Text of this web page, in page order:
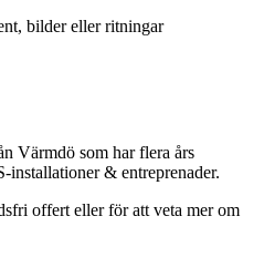
bilder eller ritningar
Värmdö som har flera års
& entreprenader.
offert eller för att veta mer om